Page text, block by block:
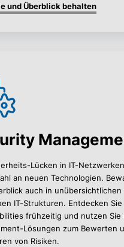
und Überblick behalten
Lücken in IT-
an neuen Technologien.
auch in unübersichtlichen
IT-Strukturen. Entdecken Sie
frühzeitig und nutzen Sie
Lösungen zum Bewerten
von Risiken.